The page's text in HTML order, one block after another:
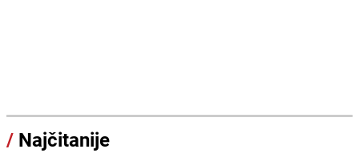
/ Najčitanije